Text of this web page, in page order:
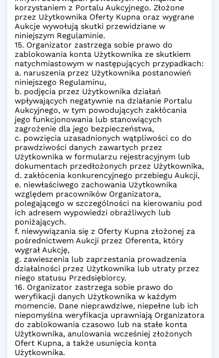
korzystaniem z Portalu Aukcyjnego. Złożone
przez Użytkownika Oferty Kupna oraz wygrane
Aukcje wywołują skutki przewidziane w
niniejszym Regulaminie.
15. Organizator zastrzega sobie prawo do
zablokowania konta Użytkownika ze skutkiem
natychmiastowym w następujących przypadkach:
a. naruszenia przez Użytkownika postanowień
niniejszego Regulaminu,
b. podjęcia przez Użytkownika działań
wpływających negatywnie na działanie Portalu
Aukcyjnego, w tym powodujących zakłócania
jego funkcjonowania lub stanowiących
zagrożenie dla jego bezpieczeństwa,
c. powzięcia uzasadnionych wątpliwości co do
prawdziwości danych zawartych przez
Użytkownika w formularzu rejestracyjnym lub
dokumentach przedłożonych przez Użytkownika,
d. zakłócenia konkurencyjnego przebiegu Aukcji,
e. niewłaściwego zachowania Użytkownika
względem pracowników Organizatora,
polegającego w szczególności na kierowaniu pod
ich adresem wypowiedzi obraźliwych lub
poniżających.
f. niewywiązania się z Oferty Kupna złożonej za
pośrednictwem Aukcji przez Oferenta, który
wygrał Aukcję,
g. zawieszenia lub zaprzestania prowadzenia
działalności przez Użytkownika lub utraty przez
niego statusu Przedsiębiorcy.
16. Organizator zastrzega sobie prawo do
weryfikacji danych Użytkownika w każdym
momencie. Dane nieprawdziwe, niepełne lub ich
niepomyślna weryfikacja uprawniają Organizatora
do zablokowania czasowo lub na stałe konta
Użytkownika, anulowania wcześniej złożonych
Ofert Kupna, a także usunięcia konta
Użytkownika.